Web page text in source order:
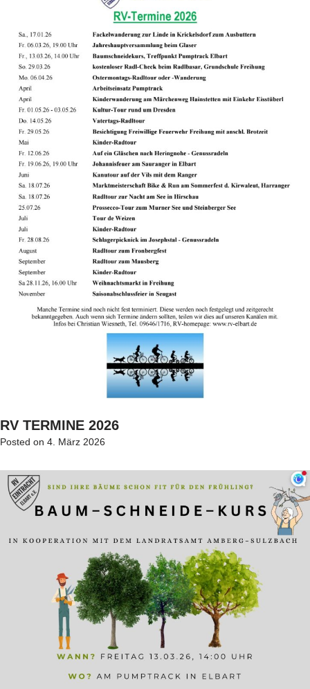
RV TERMINE 2026
Posted on 4. März 2026